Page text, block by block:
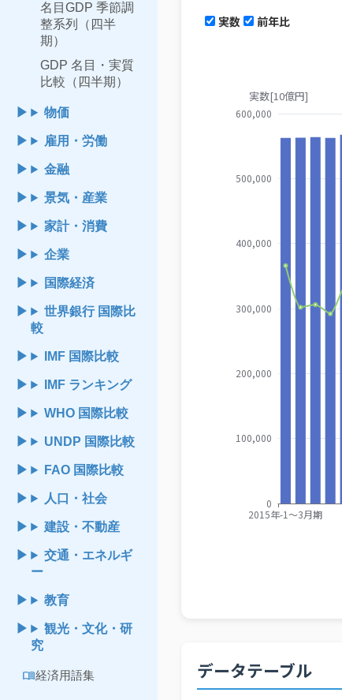
名目GDP 季節調
整系列（四半
期）
GDP 名目・実質
比較（四半期）
物価
雇用・労働
金融
景気・産業
家計・消費
企業
国際経済
世界銀行 国際比
較
IMF 国際比較
IMF ランキング
WHO 国際比較
UNDP 国際比較
FAO 国際比較
人口・社会
建設・不動産
交通・エネルギ
ー
教育
観光・文化・研
究
menu_book経済用語集
実数
前年比
データテーブル